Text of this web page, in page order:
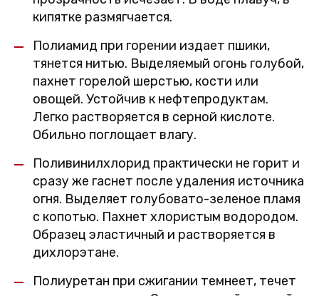
кипятке размягчается.
Полиамид при горении издает пшики,
тянется нитью. Выделяемый огонь голубой,
пахнет горелой шерстью, кости или
овощей. Устойчив к нефтепродуктам.
Легко растворяется в серной кислоте.
Обильно поглощает влагу.
Поливинилхлорид практически не горит и
сразу же гаснет после удаления источника
огня. Выделяет голубовато-зеленое пламя
с копотью. Пахнет хлористым водородом.
Образец эластичный и растворяется в
дихлорэтане.
Полиуретан при сжигании темнеет, течет